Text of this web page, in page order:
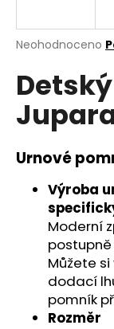
Průměrné
produktu
je
0,0
z
hvězdiček.
Neohodnoceno
Urnové
Výroba
Moderní
Můžete
dodací
pomník
Rozměr
j
t
?